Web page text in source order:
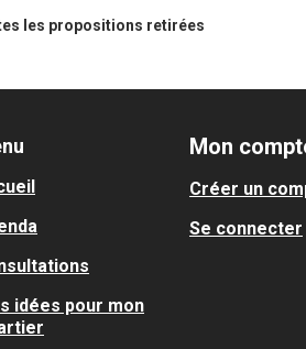
les propositions retirées
idées pour mon
Mon
Créer un
Se connecter